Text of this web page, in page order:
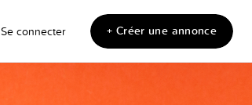
Se connecter + Créer une annonce